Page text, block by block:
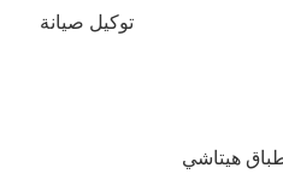
توكيل صيانة
هيتاشي